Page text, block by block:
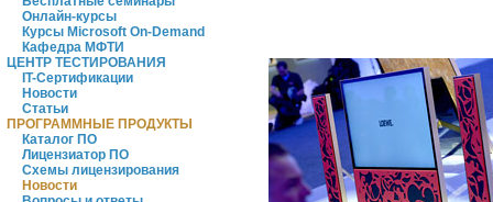
Онлайн-курсы
Курсы Microsoft On-Demand
Кафедра МФТИ
ЦЕНТР ТЕСТИРОВАНИЯ
IT-Сертификации
Новости
Статьи
ПРОГРАММНЫЕ ПРОДУКТЫ
Каталог ПО
Лицензиатор ПО
Схемы лицензирования
Новости